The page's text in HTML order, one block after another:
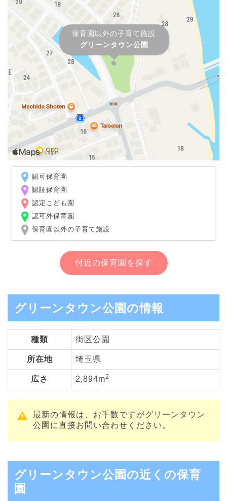
保育園以外の子育て施設
グリーンタウン公園
認可保育園
認証保育園
認定こども園
認可外保育園
保育園以外の子育て施設
付近の保育園を探す
グリーンタウン公園の情報
種類 街区公園
所在地 埼玉県
広さ 2,894m2
最新の情報は、お手数ですがグリーンタウン
公園に直接お問い合わせください。
グリーンタウン公園の近くの保育
園